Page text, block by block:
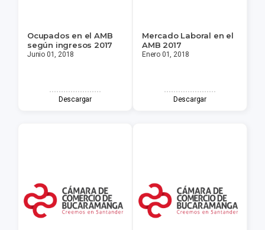
Ocupados en el AMB
según ingresos 2017
Junio 01, 2018
Descargar
Mercado Laboral en el
AMB 2017
Enero 01, 2018
Descargar